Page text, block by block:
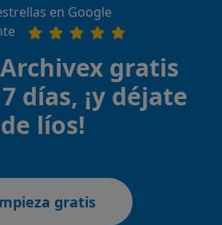
en Google
gratis
días, ¡y déjate
de líos!
gratis